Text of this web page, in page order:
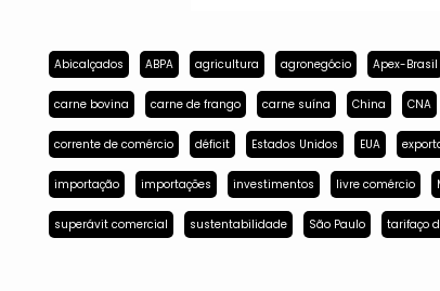
Abicalçados ABPA agricultura agronegócio Apex-Brasil
carne bovina carne de frango carne suína China CNA
corrente de comércio déficit Estados Unidos EUA
importação importações investimentos livre comércio
superávit comercial sustentabilidade São Paulo tarifaço